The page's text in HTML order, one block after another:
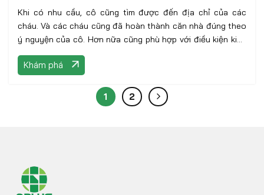
Khi có nhu cầu, cô cũng tìm được đến địa chỉ của các
cháu. Và các cháu cũng đã hoàn thành căn nhà đúng theo
ý nguyện của cô. Hơn nữa cũng phù hợp với điều kiện kinh
Khám phá
1 2